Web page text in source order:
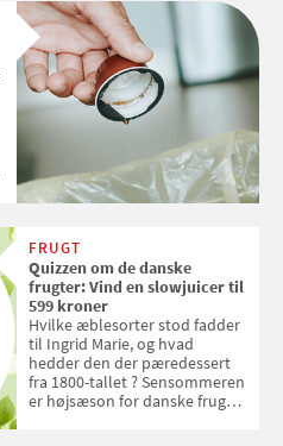
FRUGT
Quizzen om de danske
frugter: Vind en slowjuicer til
599 kroner
Hvilke æblesorter stod fadder
til Ingrid Marie, og hvad
hedder den der pæredessert
fra 1800-tallet ? Sensommeren
er højsæson for danske fruger,